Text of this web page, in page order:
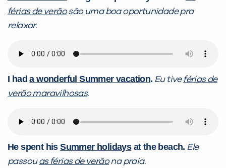
férias de verãosão uma boa oportunidade pra
relaxar.
I hada wonderful Summer vacation. Eu tive férias de
verão maravilhosas.
He spent hisSummer holidaysat the beach. Ele
passouas férias de verãona praia.